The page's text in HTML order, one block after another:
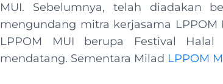
MUI. Sebelumnya, telah diadakan
mengundang mitra kerjasama LPPOM
LPPOM MUI berupa Festival
mendatang. Sementara Milad LPPOM